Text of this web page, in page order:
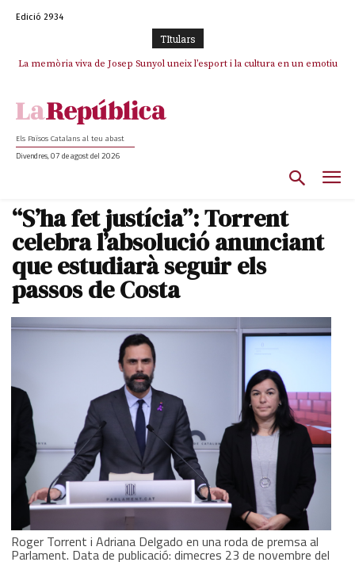
Edició 2934
TItulars
La memòria viva de Josep Sunyol uneix l’esport i la cultura en un emotiu
La “dignitat” a mitges de Marc Puigtió: renuncia a Girona pels àudios però
Els Països Catalans al teu abast
Divendres, 07 de agost del 2026
“S’ha fet justícia”: Torrent
celebra l’absolució anunciant
que estudiarà seguir els
passos de Costa
Roger Torrent i Adriana Delgado en una roda de premsa al
Parlament. Data de publicació: dimecres 23 de novembre del